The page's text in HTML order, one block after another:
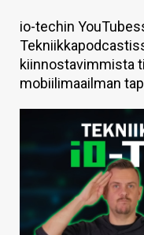
TIETOA
HINTA.FI
VAIHDA TEEMA
HAKU
io-techin
kiinnostavimmista
mobiilimaailman